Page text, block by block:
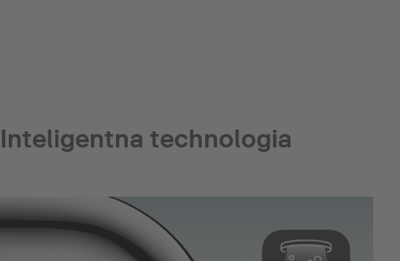
Inteligentna technologia